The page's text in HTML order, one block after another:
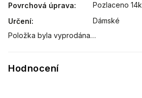
Povrchová úprava:
Pozlaceno 14k
Určení:
Dámské
Položka byla vyprodána…
Hodnocení